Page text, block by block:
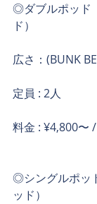
◎ダブルポッド
ド）
広さ：(BUNK
定員 : 2人
料金 : ¥4,800〜
◎シングルポッ
ッド）